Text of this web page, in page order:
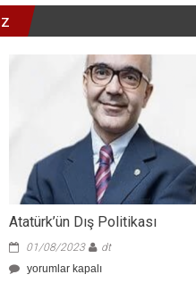
Atatürk’ün Dış Politikası
01/08/2023
dt
Atatürk’ün
yorumlar kapalı